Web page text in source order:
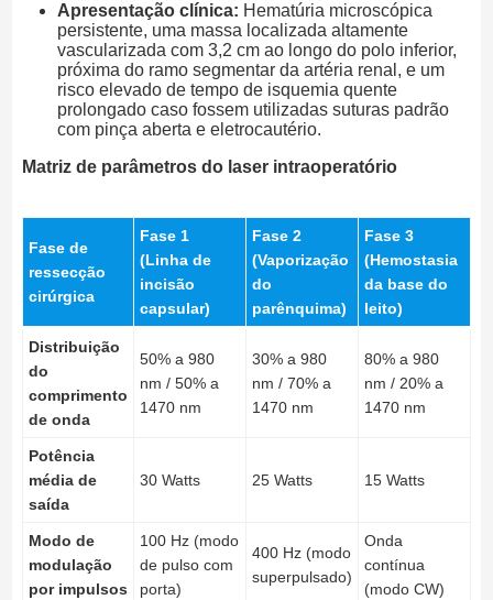
Apresentação clínica: Hematúria microscópica
persistente, uma massa localizada altamente
vascularizada com 3,2 cm ao longo do polo inferior,
próxima do ramo segmentar da artéria renal, e um
risco elevado de tempo de isquemia quente
prolongado caso fossem utilizadas suturas padrão
com pinça aberta e eletrocautério.
Matriz de parâmetros do laser intraoperatório
Fase de
ressecção
cirúrgica
Fase 1
(Linha de
incisão
capsular)
Fase 2
(Vaporização
do
parênquima)
Fase 3
(Hemostasia
da base do
leito)
Distribuição
do
comprimento
de onda
50% a 980
nm / 50% a
1470 nm
30% a 980
nm / 70% a
1470 nm
80% a 980
nm / 20% a
1470 nm
Potência
média de
saída
30 Watts 25 Watts 15 Watts
Modo de
modulação
por impulsos
100 Hz (modo
de pulso com
porta)
400 Hz (modo
superpulsado)
Onda
contínua
(modo CW)